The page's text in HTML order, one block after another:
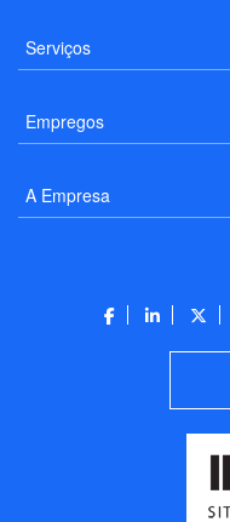
Serviços
Empregos
A Empresa